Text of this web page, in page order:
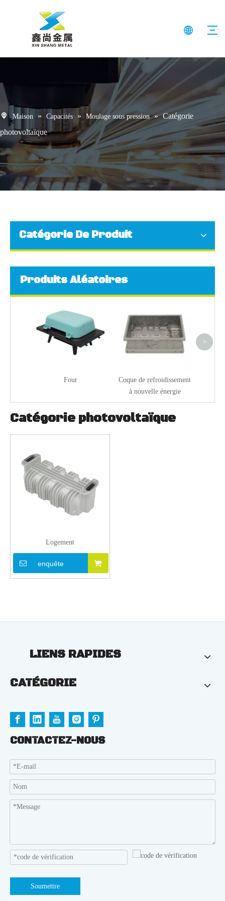
Maison » Capacités » Moulage sous pression » Catégorie
photovoltaïque
Catégorie De Produit
Produits Aléatoires
Four
Coque de refroidissement
à nouvelle énergie
>
Catégorie photovoltaïque
Logement
enquête
LIENS RAPIDES
CATÉGORIE
CONTACTEZ-NOUS
Soumettre